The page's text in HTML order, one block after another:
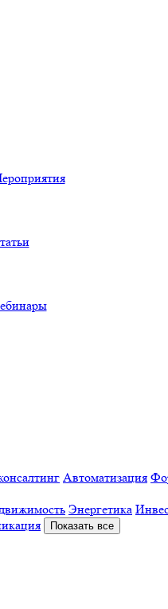
Автоматизация
Энергетика
Показать все